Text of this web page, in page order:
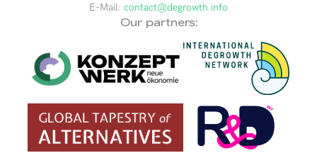
E-Mail: contact@degrowth.info
Our partners: